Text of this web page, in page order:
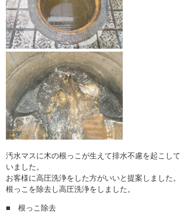
汚水マスに木の根っこが生えて排水不慮を起こして
いました。
お客様に高圧洗浄をした方がいいと提案しました。
根っこを除去し高圧洗浄をしました。
■ 根っこ除去